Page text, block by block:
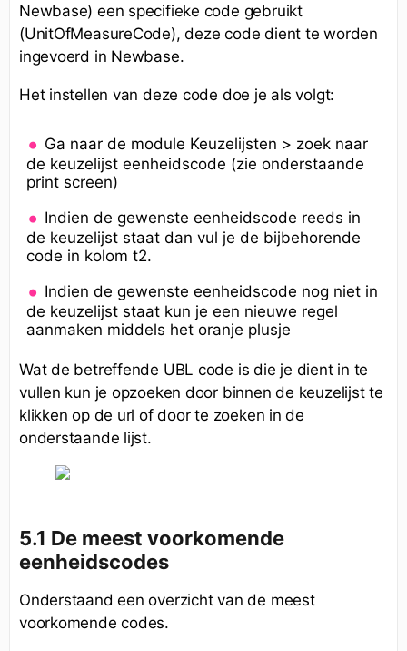
Newbase) een specifieke code gebruikt
(UnitOfMeasureCode), deze code dient te worden
ingevoerd in Newbase.
Het instellen van deze code doe je als volgt:
Ga naar de module Keuzelijsten > zoek naar
de keuzelijst eenheidscode (zie onderstaande
print screen)
Indien de gewenste eenheidscode reeds in
de keuzelijst staat dan vul je de bijbehorende
code in kolom t2.
Indien de gewenste eenheidscode nog niet in
de keuzelijst staat kun je een nieuwe regel
aanmaken middels het oranje plusje
Wat de betreffende UBL code is die je dient in te
vullen kun je opzoeken door binnen de keuzelijst te
klikken op de url of door te zoeken in de
onderstaande lijst.
5.1 De meest voorkomende
eenheidscodes
Onderstaand een overzicht van de meest
voorkomende codes.